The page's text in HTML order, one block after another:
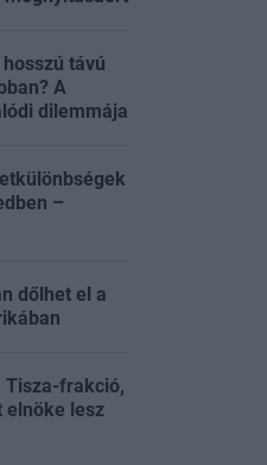
távú
A
dilemmája
–
dőlhet el a
Tisza-frakció,
elnöke lesz